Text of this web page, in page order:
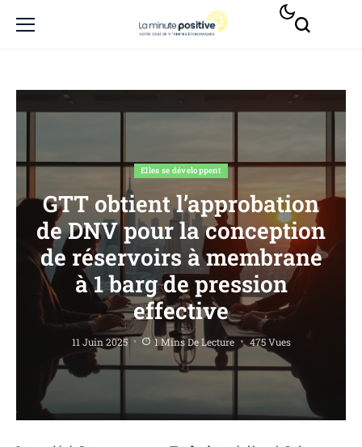
Elles se développent
GTT obtient l’approbation
de DNV pour la conception
de réservoirs à membrane
à 1 barg de pression
effective
11 Juin 2025 1 Mins De Lecture 475 Vues